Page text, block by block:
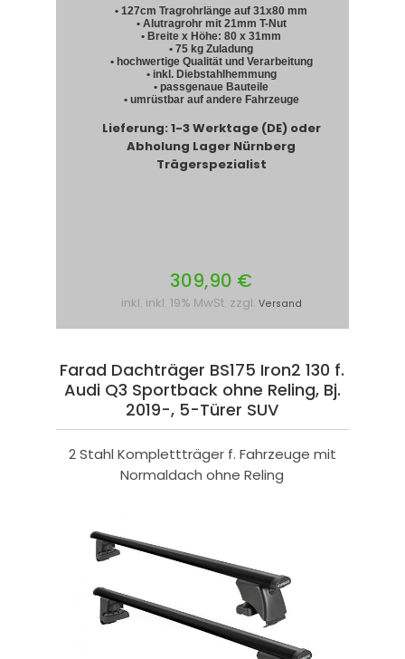
• 127cm Tragrohrlänge auf 31x80 mm
• Alutragrohr mit 21mm T-Nut
• Breite x Höhe: 80 x 31mm
• 75 kg Zuladung
• hochwertige Qualität und Verarbeitung
• inkl. Diebstahlhemmung
• passgenaue Bauteile
• umrüstbar auf andere Fahrzeuge
Lieferung: 1-3 Werktage (DE) oder
Abholung Lager Nürnberg
Trägerspezialist
309,90 €
inkl. inkl. 19% MwSt. zzgl. Versand
Farad Dachträger BS175 Iron2 130 f.
Audi Q3 Sportback ohne Reling, Bj.
2019-, 5-Türer SUV
2 Stahl Komplettträger f. Fahrzeuge mit
Normaldach ohne Reling